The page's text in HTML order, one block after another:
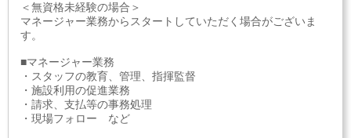
＜無資格未経験の場合＞
マネージャー業務からスタートしていただく場合がございま
す。
■マネージャー業務
・スタッフの教育、管理、指揮監督
・施設利用の促進業務
・請求、支払等の事務処理
・現場フォロー など